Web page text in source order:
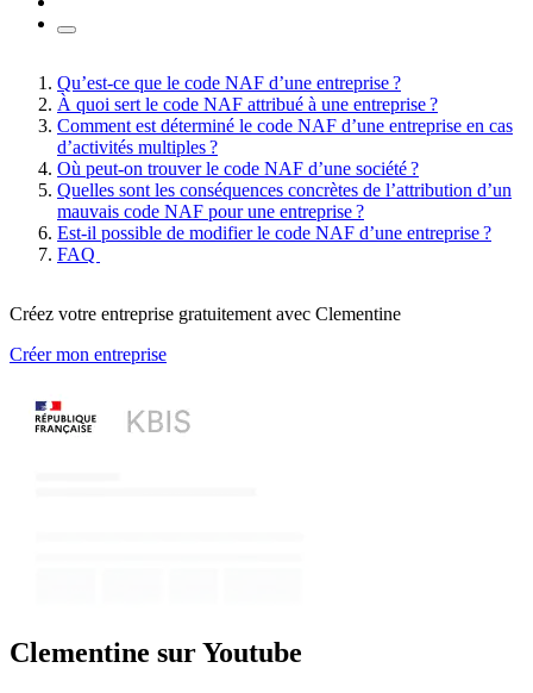
Qu’est-ce que le code NAF d’une entreprise ?
À quoi sert le code NAF attribué à une entreprise ?
Comment est déterminé le code NAF d’une entreprise en cas
d’activités multiples ?
Où peut-on trouver le code NAF d’une société ?
Quelles sont les conséquences concrètes de l’attribution d’un
mauvais code NAF pour une entreprise ?
Est-il possible de modifier le code NAF d’une entreprise ?
FAQ
Créez votre entreprise gratuitement avec Clementine
Créer mon entreprise
Clementine sur Youtube